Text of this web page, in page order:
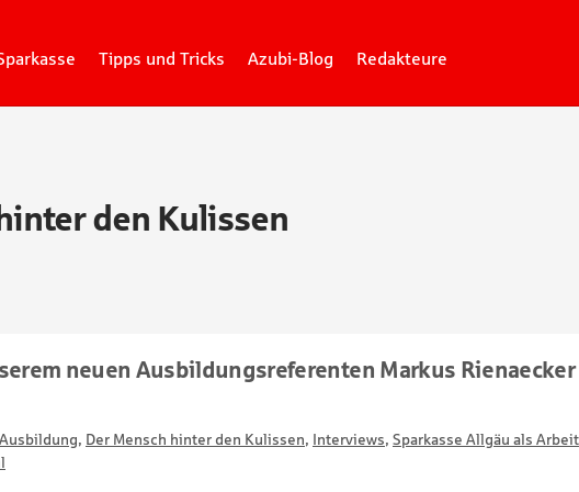
Tipps und Tricks Azubi-Blog Redakteure
den Kulissen
neuen Ausbildungsreferenten Markus Rienaecker
Ausbildung, Der Mensch hinter den Kulissen, Interviews, Sparkasse Allgäu als